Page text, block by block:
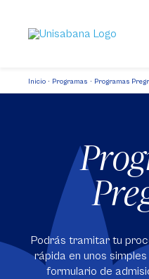
contenido
principal
Inicio Programas Programas
Podrás tramitar tu
rápida en unos
formulario de